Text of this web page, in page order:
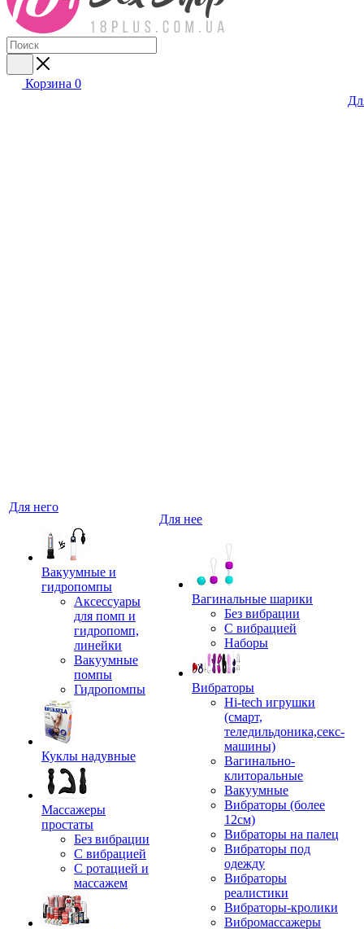
Корзина 0
Для него
Вакуумные и
гидропомпы
Аксессуары
для помп и
гидропомп,
линейки
Вакуумные
помпы
Гидропомпы
Куклы надувные
Массажеры
простаты
Без вибрации
С вибрацией
С ротацией и
массажем
Для нее
Вагинальные шарики
Без вибрации
С вибрацией
Наборы
Вибраторы
Hi-tech игрушки
(смарт,
теледильдоника,секс-
машины)
Вагинально-
клиторальные
Вакуумные
Вибраторы (более
12см)
Вибраторы на палец
Вибраторы под
одежду
Вибраторы
реалистики
Вибраторы-кролики
Вибромассажеры